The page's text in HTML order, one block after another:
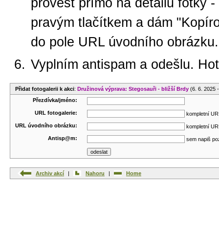
provést přímo na detailu fotky
pravým tlačítkem a dám
do pole URL úvodního obrázku.
Vyplním antispam a odešlu.
Přidat fotogalerii k akci: Družinová výprava: Stegosauři - bližší Brdy (6. 6. 2025
Přezdívka/jméno:
URL fotogalerie:
kompletní
URL úvodního obrázku:
kompletní
Antisp@m:
sem napiš
Archiv akcí | Nahoru | Home